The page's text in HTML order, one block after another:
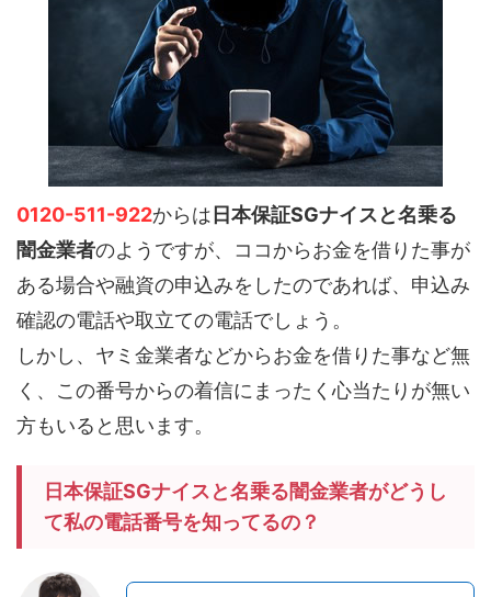
0120-511-922からは 日本保証SGナイスと名乗る
闇金業者のようですが、ココからお金を借りた事が
ある場合や融資の申込みをしたのであれば、申込み
確認の電話や取立ての電話でしょう。
しかし、ヤミ金業者などからお金を借りた事など無
く、この番号からの着信にまったく心当たりが無い
方もいると思います。
日本保証SGナイスと名乗る闇金業者がどうし
て私の電話番号を知ってるの？